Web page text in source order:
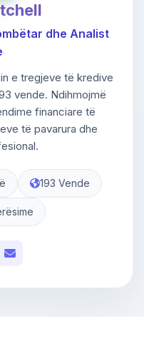
dhe Analist
e tregjeve të kredive
vende. Ndihmojmë
financiare të
të pavarura dhe
193 Vende